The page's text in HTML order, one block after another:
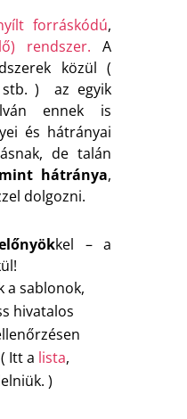
forráskódú,
rendszer. A
közül (
stb. ) az egyik
ennek is
és hátrányai
de talán
hátránya,
dolgozni.
kel – a
a sablonok,
hivatalos
Itt a lista,
)